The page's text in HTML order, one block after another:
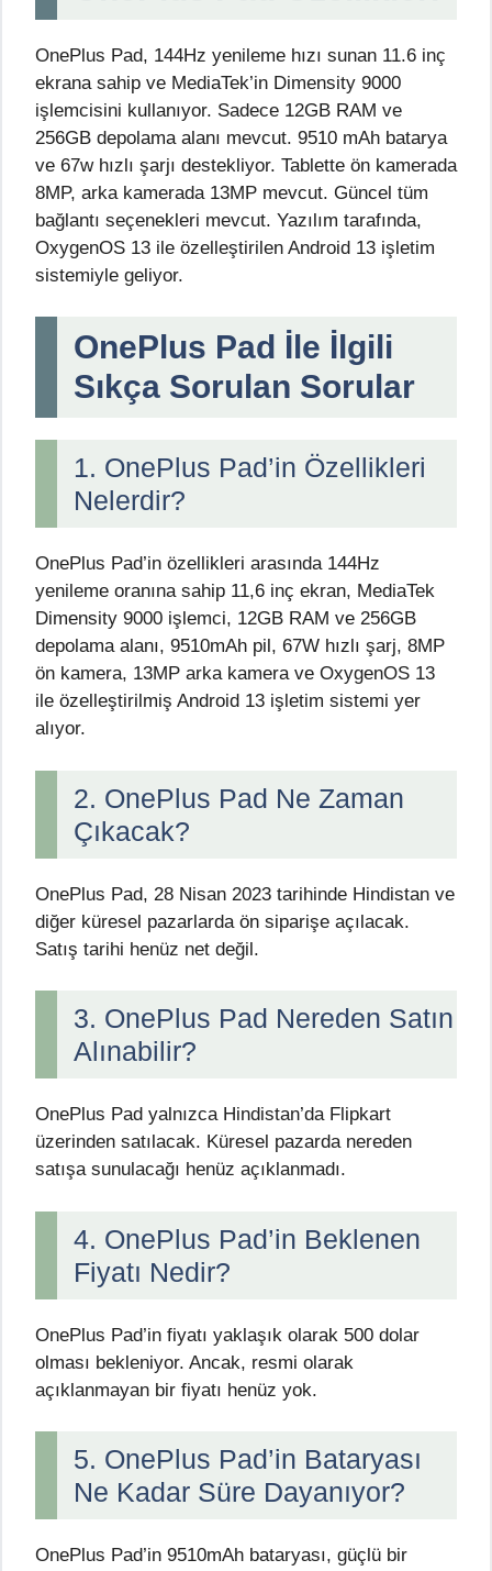
OnePlus Pad, 144Hz yenileme hızı sunan 11.6 inç
ekrana sahip ve MediaTek’in Dimensity 9000
işlemcisini kullanıyor. Sadece 12GB RAM ve
256GB depolama alanı mevcut. 9510 mAh batarya
ve 67w hızlı şarjı destekliyor. Tablette ön kamerada
8MP, arka kamerada 13MP mevcut. Güncel tüm
bağlantı seçenekleri mevcut. Yazılım tarafında,
OxygenOS 13 ile özelleştirilen Android 13 işletim
sistemiyle geliyor.
OnePlus Pad İle İlgili
Sıkça Sorulan Sorular
1. OnePlus Pad’in Özellikleri
Nelerdir?
OnePlus Pad’in özellikleri arasında 144Hz
yenileme oranına sahip 11,6 inç ekran, MediaTek
Dimensity 9000 işlemci, 12GB RAM ve 256GB
depolama alanı, 9510mAh pil, 67W hızlı şarj, 8MP
ön kamera, 13MP arka kamera ve OxygenOS 13
ile özelleştirilmiş Android 13 işletim sistemi yer
alıyor.
2. OnePlus Pad Ne Zaman
Çıkacak?
OnePlus Pad, 28 Nisan 2023 tarihinde Hindistan ve
diğer küresel pazarlarda ön siparişe açılacak.
Satış tarihi henüz net değil.
3. OnePlus Pad Nereden Satın
Alınabilir?
OnePlus Pad yalnızca Hindistan’da Flipkart
üzerinden satılacak. Küresel pazarda nereden
satışa sunulacağı henüz açıklanmadı.
4. OnePlus Pad’in Beklenen
Fiyatı Nedir?
OnePlus Pad’in fiyatı yaklaşık olarak 500 dolar
olması bekleniyor. Ancak, resmi olarak
açıklanmayan bir fiyatı henüz yok.
5. OnePlus Pad’in Bataryası
Ne Kadar Süre Dayanıyor?
OnePlus Pad’in 9510mAh bataryası, güçlü bir